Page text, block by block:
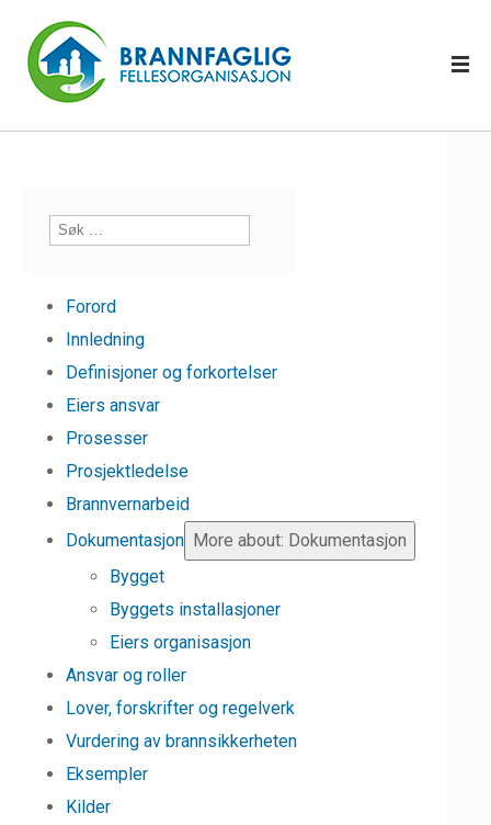
Forord
Innledning
Definisjoner og forkortelser
Eiers ansvar
Prosesser
Prosjektledelse
Brannvernarbeid
Dokumentasjon More about: Dokumentasjon
Bygget
Byggets installasjoner
Eiers organisasjon
Ansvar og roller
Lover, forskrifter og regelverk
Vurdering av brannsikkerheten
Eksempler
Kilder